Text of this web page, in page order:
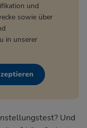
und
sowie über
in unserer
Und